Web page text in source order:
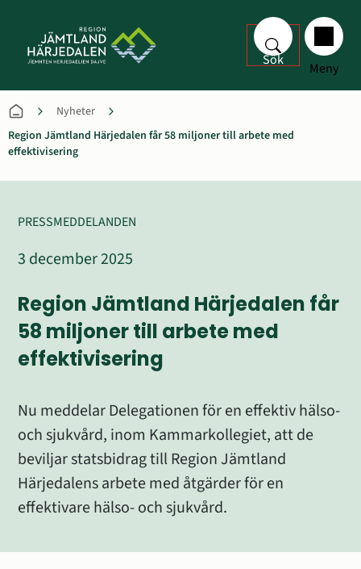
Sök Meny
Nyheter
Region Jämtland Härjedalen får 58 miljoner till arbete med
effektivisering
Region Jämtland Härjedalen får
58 miljoner till arbete med
effektivisering
3 december 2025
PRESSMEDDELANDEN
Nu meddelar Delegationen för en effektiv hälso-
och sjukvård, inom Kammarkollegiet, att de
beviljar statsbidrag till Region Jämtland
Härjedalens arbete med åtgärder för en
effektivare hälso- och sjukvård.